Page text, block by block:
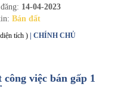
14-04-2023
Bán đất
tích ) | CHÍNH CHỦ
việc bán gấp 1